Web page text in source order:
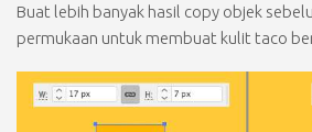
Buat lebih banyak hasil copy objek
permukaan untuk membuat kulit taco